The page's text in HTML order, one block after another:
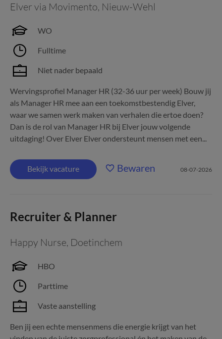
Elver via Movimento, Nieuw-Wehl
WO
Fulltime
Niet nader bepaald
Wervingsprofiel Manager HR (32-36 uur per week) Bouw jij
als Manager HR mee aan een toekomstbestendig Elver,
waar we samen werk maken van verhalen die ertoe doen?
Dan is de rol van Manager HR bij Elver jouw volgende
uitdaging! Over Elver Elver ondersteunt mensen met een...
Bekijk vacature Bewaren 08-07-2026
Recruiter & Planner
Happy Nurse, Doetinchem
HBO
Parttime
Vaste aanstelling
Ben jij een echte mensenmens die energie krijgt van het